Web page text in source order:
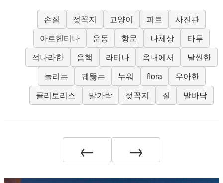
손질 젖꼭지 고양이 피트
사진관
아르헨티나
운동 항문 나체상
타투
적나라한
음핵 라티나 옥내에서
날씬한
놀리는
꿰뚫는 누워 flora
우아한
클리토리스
발가락 젖꼭지 질 발바닥
← →